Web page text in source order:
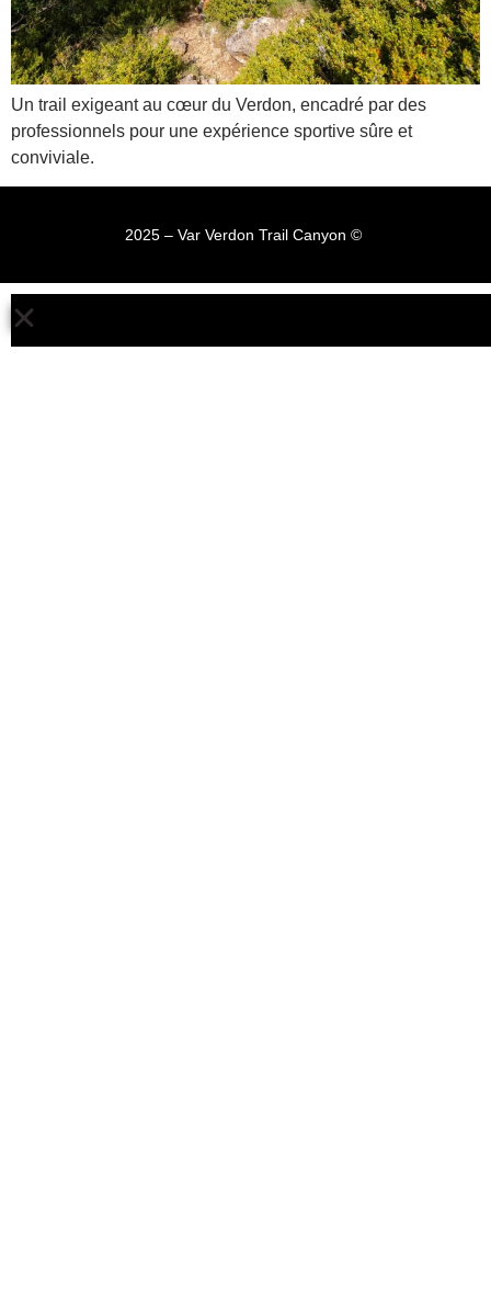
Un trail exigeant au cœur du Verdon, encadré par des
professionnels pour une expérience sportive sûre et
conviviale.
2025 – Var Verdon Trail Canyon © ​